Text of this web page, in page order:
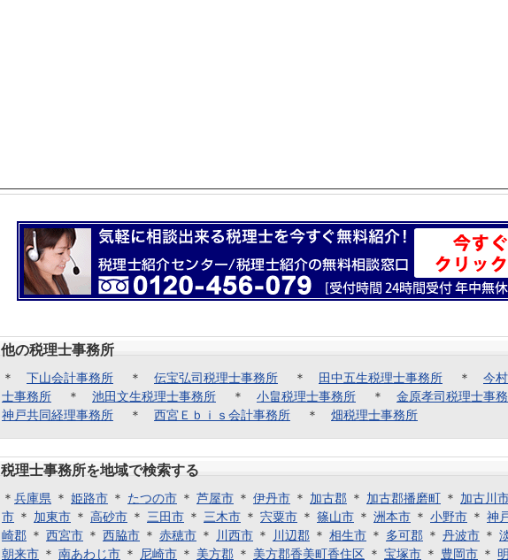
他の税理士事務所
＊ 下山会計事務所 ＊ 伝宝弘司税理士事務所 ＊ 田中五生税理士事務所 ＊ 今
士事務所 ＊ 池田文生税理士事務所 ＊ 小畠税理士事務所 ＊ 金原孝司税理士事
神戸共同経理事務所 ＊ 西宮Ｅｂｉｓ会計事務所 ＊ 畑税理士事務所
税理士事務所を地域で検索する
＊ 兵庫県 ＊ 姫路市 ＊ たつの市 ＊ 芦屋市 ＊ 伊丹市 ＊ 加古郡 ＊ 加古郡播磨町 ＊ 加古川
市 ＊ 加東市 ＊ 高砂市 ＊ 三田市 ＊ 三木市 ＊ 宍粟市 ＊ 篠山市 ＊ 洲本市 ＊ 小野市 ＊ 神
崎郡 ＊ 西宮市 ＊ 西脇市 ＊ 赤穂市 ＊ 川西市 ＊ 川辺郡 ＊ 相生市 ＊ 多可郡 ＊ 丹波市 ＊
朝来市 ＊ 南あわじ市 ＊ 尼崎市 ＊ 美方郡 ＊ 美方郡香美町香住区 ＊ 宝塚市 ＊ 豊岡市 ＊